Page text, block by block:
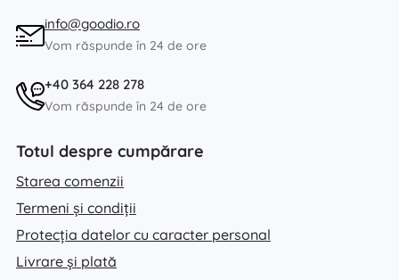
info@goodio.ro
Vom răspunde în 24 de ore
+40 364 228 278
Vom răspunde în 24 de ore
Totul despre cumpărare
Starea comenzii
Termeni și condiții
Protecția datelor cu caracter personal
Livrare și plată